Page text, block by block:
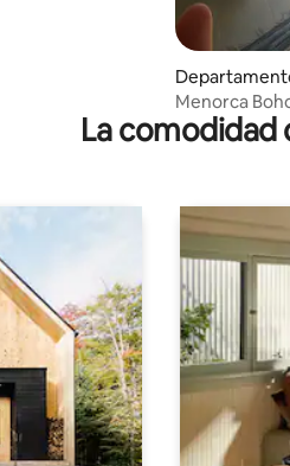
Menorca
La comodidad